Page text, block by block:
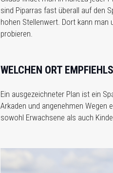
sind Piparras fast überall auf den
hohen Stellenwert. Dort kann man
probieren.
WELCHEN ORT
Ein ausgezeichneter Plan ist ein
Arkaden und angenehmen Wegen
sowohl Erwachsene als auch